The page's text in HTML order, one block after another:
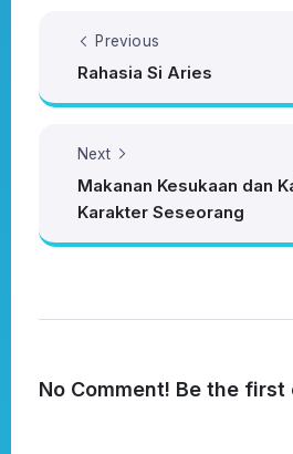
Previous
Rahasia Si Aries
Next
Makanan Kesukaan dan
Karakter Seseorang
No Comment! Be the first